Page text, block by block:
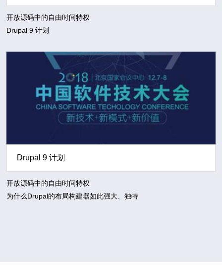
开放源码中的自由时间特权
Drupal 9 计划
Drupal 9 计划
开放源码中的自由时间特权
为什么Drupal的布局构建器如此强大、独特